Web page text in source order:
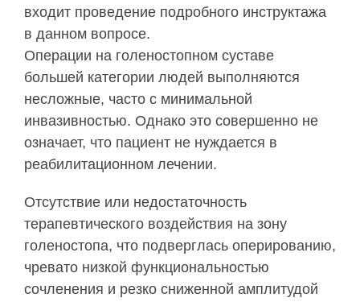
входит проведение подробного инструктажа
в данном вопросе.
Операции на голеностопном суставе
большей категории людей выполняются
несложные, часто с минимальной
инвазивностью. Однако это совершенно не
означает, что пациент не нуждается в
реабилитационном лечении.
Отсутствие или недостаточность
терапевтического воздействия на зону
голеностопа, что подверглась оперированию,
чревато низкой функциональностью
сочленения и резко сниженной амплитудой